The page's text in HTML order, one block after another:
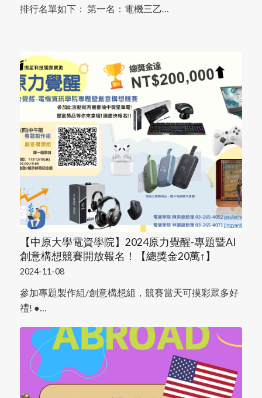
排行名單如下： 第一名：電機三乙…
【中原大學電資學院】2024原力覺醒-專題暨AI
創意構想競賽開放報名！【總獎金20萬↑】
2024-11-08
參加專題製作組/創意構想組，競賽當天可摸彩眾多好
禮! ●…